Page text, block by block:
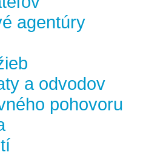
agentúry
a odvodov
pohovoru